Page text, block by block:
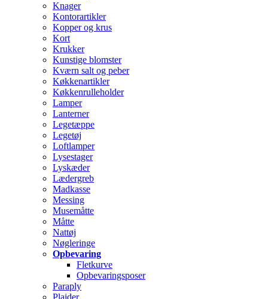
Knager
Kontorartikler
Kopper og krus
Kort
Krukker
Kunstige blomster
Kværn salt og peber
Køkkenartikler
Køkkenrulleholder
Lamper
Lanterner
Legetæppe
Legetøj
Loftlamper
Lysestager
Lyskæder
Lædergreb
Madkasse
Messing
Musemåtte
Måtte
Nattøj
Nøgleringe
Opbevaring
Fletkurve
Opbevaringsposer
Paraply
Plaider